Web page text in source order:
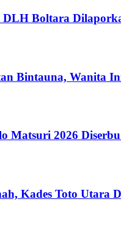
Boltara
Bintauna, Wanita
Matsuri 2026
Kades Toto Utara